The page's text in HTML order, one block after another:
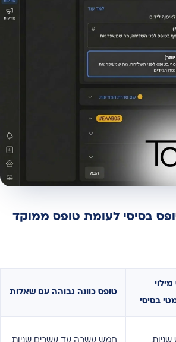
בסיסי לעומת טופס ממוקד
בסיסי
טופס כוונה גבוהה עם שאלות
שניות חמש עשרה עד עשרים שניות